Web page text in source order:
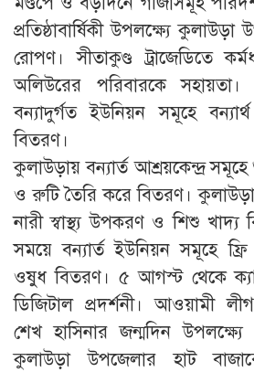
প্রতিষ্ঠাবার্ষিকী উপলক্ষ্যে কুলাউড়া
রোপণ। সীতাকুণ্ড ট্রাজেডিতে
অলিউরের পরিবারকে
বন্যাদুর্গত ইউনিয়ন সমূহে
বিতরণ।
কুলাউড়ায় বন্যার্ত আশ্রয়কেন্দ্র
ও রুটি তৈরি করে বিতরণ। কুলাউড়ায়
নারী স্বাস্থ্য উপকরণ ও শিশু খাদ্য
সময়ে বন্যার্ত ইউনিয়ন সমূহে
ওষুধ বিতরণ। ৫ আগস্ট থেকে
ডিজিটাল প্রদর্শনী। আওয়ামী লীগ
শেখ হাসিনার জন্মদিন
কুলাউড়া উপজেলার হাট